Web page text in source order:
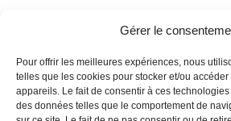
Gérer le
Pour offrir les meilleures expériences, nous
telles que les cookies pour stocker et/ou
appareils. Le fait de consentir à ces
des données telles que le comportement de